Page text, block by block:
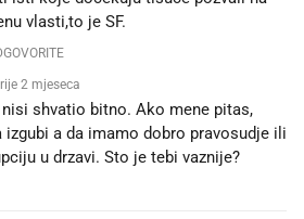
vlasti,to je SF.
2 mjeseca
nisi shvatio bitno. Ako mene pitas,
izgubi a da imamo dobro pravosudje ili
u drzavi. Sto je tebi vaznije?